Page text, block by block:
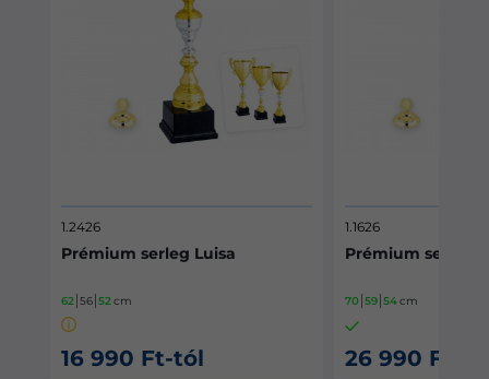
Prémium serleg Leggenda
70 59
26 990 Ft-tól
Prémium
44 42
15 990